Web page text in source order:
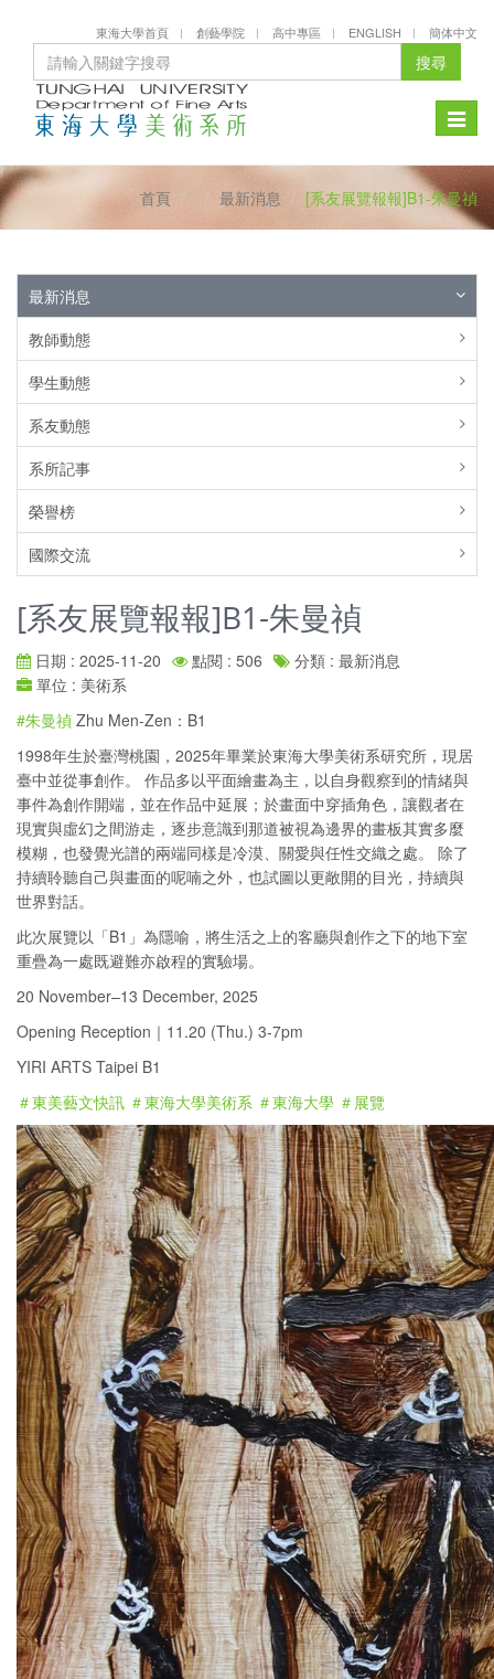
東海大學首頁 創藝學院 高中專區 ENGLISH 簡体中文
搜尋
Toggle
首頁 最新消息 [系友展覽報報]B1-朱曼禎
最新消息
教師動態
學生動態
系友動態
系所記事
榮譽榜
國際交流
[系友展覽報報]B1-朱曼禎
日期 : 2025-11-20 點閱 : 506
分類 : 最新消息
單位 : 美術系
#朱曼禎 Zhu Men-Zen：B1
1998年生於臺灣桃園，2025年畢業於東海大學美術系研究所，現居
臺中並從事創作。 作品多以平面繪畫為主，以自身觀察到的情緒與
事件為創作開端，並在作品中延展；於畫面中穿插角色，讓觀者在
現實與虛幻之間游走，逐步意識到那道被視為邊界的畫板其實多麼
模糊，也發覺光譜的兩端同樣是冷漠、關愛與任性交織之處。 除了
持續聆聽自己與畫面的呢喃之外，也試圖以更敞開的目光，持續與
世界對話。
此次展覽以「B1」為隱喻，將生活之上的客廳與創作之下的地下室
重疊為一處既避難亦啟程的實驗場。
20 November–13 December, 2025
Opening Reception｜11.20 (Thu.) 3-7pm
YIRI ARTS Taipei B1
＃東美藝文快訊 ＃東海大學美術系 ＃東海大學 ＃展覽